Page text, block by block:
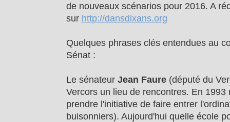
de nouveaux scénarios pour 2016. A
sur http://dansdixans.org
Quelques phrases clés entendues au
Sénat :
Le sénateur Jean Faure(député du
Vercors un lieu de rencontres. En
prendre l'initiative de faire entrer
buisonniers). Aujourd'hui quelle école